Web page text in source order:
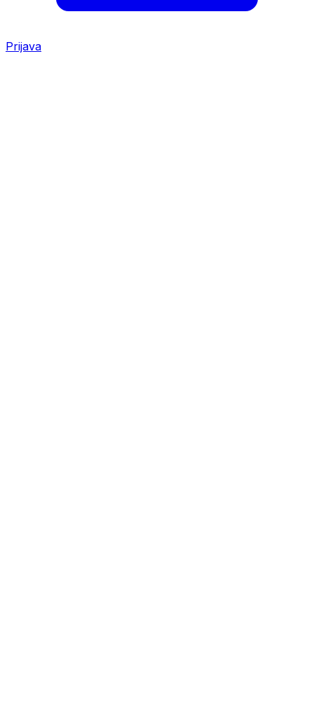
Prijava